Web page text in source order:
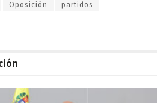
Oposición partidos